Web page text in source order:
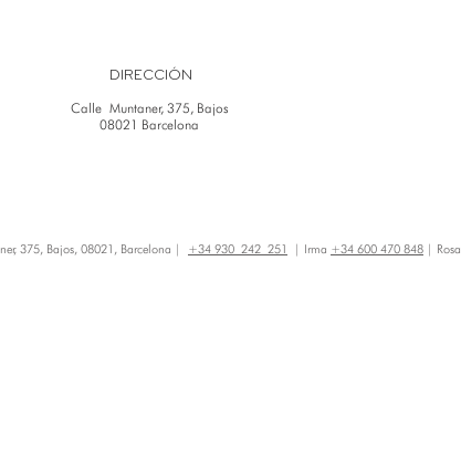
DIRECCIÓN
Calle Muntaner, 375, Bajos
08021 Barcelona
375, Bajos, 08021, Barcelona | +34 930 242 251 | Irma +34 600 470 848 | Rosa